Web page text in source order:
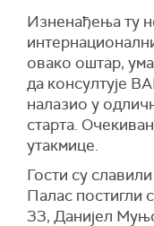
Изненађења ту
овако оштар,
да консултује
налазио у
старта.
утакмице.
Гости су
Палас постигли
33, Данијел